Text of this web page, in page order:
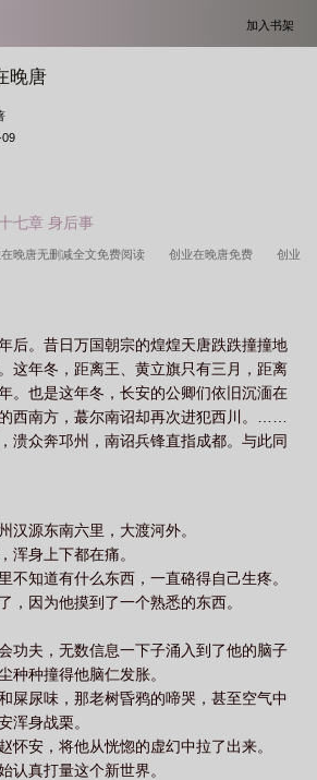
加入书架
晚唐
09
七章 身后事
晚唐无删减全文免费阅读 创业在晚唐免费 创业
创业在晚唐123读书网 创业在晚唐 无弹窗 创业在
晚唐痴人陈无错 创业在晚唐顶点 创业在晚唐精校
创业在晚唐无弹窗笔趣阁 创业在晚唐笔趣阁
在晚唐篱笆好文学
后。昔日万国朝宗的煌煌天唐跌跌撞撞地
这年冬，距离王、黄立旗只有三月，距离
。也是这年冬，长安的公卿们依旧沉湎在
西南方，蕞尔南诏却再次进犯西川。……
溃众奔邛州，南诏兵锋直指成都。与此同
末日。这就是乾符元年，大唐天厦未倾，
汉源东南六里，大渡河外。
浑身上下都在痛。
不知道有什么东西，一直硌得自己生疼。
，因为他摸到了一个熟悉的东西。
功夫，无数信息一下子涌入到了他的脑子
种种撞得他脑仁发胀。
屎尿味，那老树昏鸦的啼哭，甚至空气中
浑身战栗。
怀安，将他从恍惚的虚幻中拉了出来。
认真打量这个新世界。